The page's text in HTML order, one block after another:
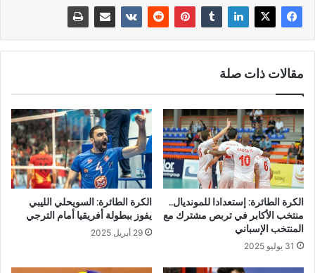
مقالات ذات صلة
الكرة الطائرة: إستعدادا للمونديال..
منتخب الأكابر في تربص مشترك مع
المنتخب الإسباني
31 يوليو 2025
الكرة الطائرة: السويحلي الليبي
يفوز ببطولة أفريقيا أمام الترجي
29 أبريل 2025